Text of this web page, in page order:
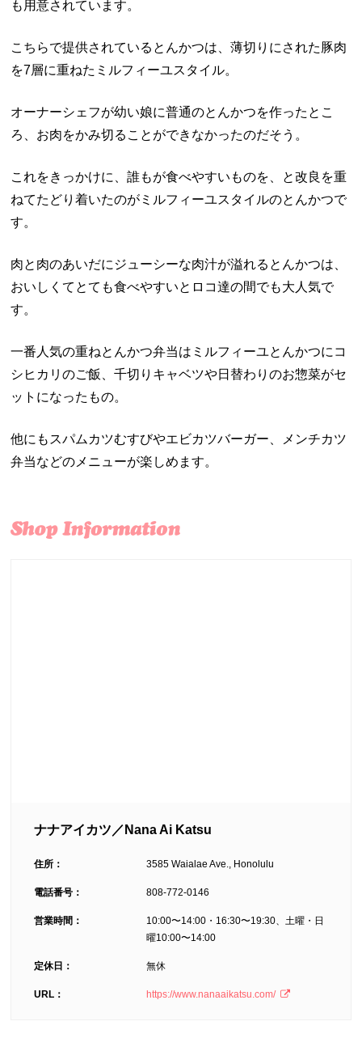
も用意されています。
こちらで提供されているとんかつは、薄切りにされた豚肉
を7層に重ねたミルフィーユスタイル。
オーナーシェフが幼い娘に普通のとんかつを作ったとこ
ろ、お肉をかみ切ることができなかったのだそう。
これをきっかけに、誰もが食べやすいものを、と改良を重
ねてたどり着いたのがミルフィーユスタイルのとんかつで
す。
肉と肉のあいだにジューシーな肉汁が溢れるとんかつは、
おいしくてとても食べやすいとロコ達の間でも大人気で
す。
一番人気の重ねとんかつ弁当はミルフィーユとんかつにコ
シヒカリのご飯、千切りキャベツや日替わりのお惣菜がセ
ットになったもの。
他にもスパムカツむすびやエビカツバーガー、メンチカツ
弁当などのメニューが楽しめます。
ナナアイカツ／Nana Ai Katsu
住所： 3585 Waialae Ave., Honolulu
電話番号： 808-772-0146
営業時間：
10:00〜14:00・16:30〜19:30、土曜・日
曜10:00〜14:00
定休日： 無休
URL： https://www.nanaaikatsu.com/